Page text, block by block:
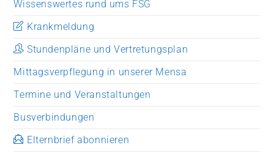
Wissenswertes rund ums FSG
Krankmeldung
Stundenpläne und Vertretungsplan
Mittagsverpflegung in unserer Mensa
Termine und Veranstaltungen
Busverbindungen
Elternbrief abonnieren